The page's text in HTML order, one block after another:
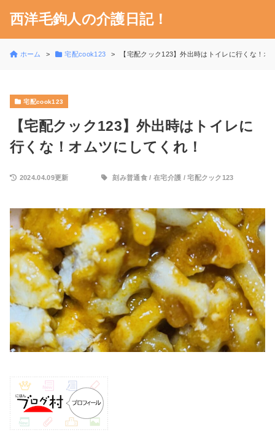
西洋毛鉤人の介護日記！
ホーム 宅配cook123 【宅配クック123】外出時はトイレに行くな！オ
宅配cook123
【宅配クック123】外出時はトイレに
行くな！オムツにしてくれ！
2024.04.09更新 刻み普通食/ 在宅介護 /宅配クック123